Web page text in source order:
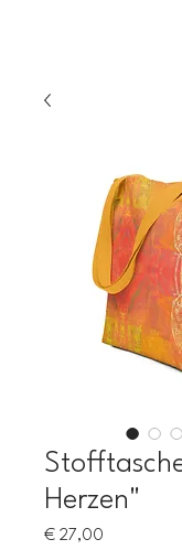
Herzen"
€ 27,00